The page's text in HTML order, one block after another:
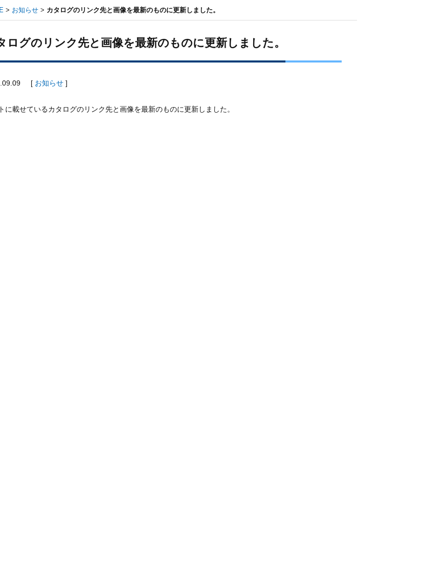
> お知らせ > カタログのリンク先と画像を最新のものに更新しました。
ログのリンク先と画像を最新のものに更新しました。
[ お知らせ ]
に載せているカタログのリンク先と画像を最新のものに更新しました。